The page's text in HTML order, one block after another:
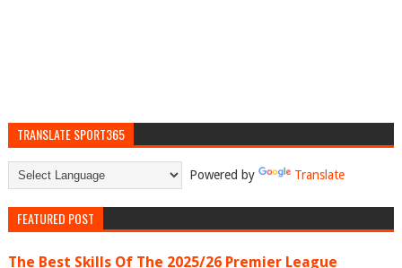
TRANSLATE SPORT365
Powered by Translate
FEATURED POST
The Best Skills Of The 2025/26 Premier League